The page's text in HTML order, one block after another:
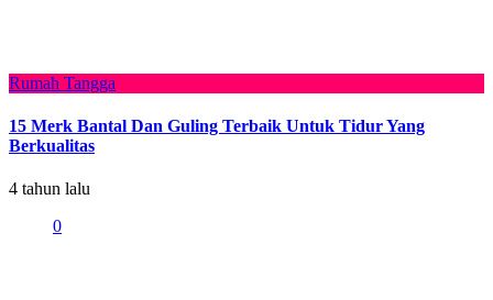
Rumah Tangga
15 Merk Bantal Dan Guling Terbaik Untuk Tidur Yang
Berkualitas
4 tahun lalu
0